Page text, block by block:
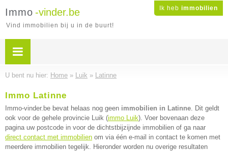
Ik heb immobilien
Immo -vinder.be
Vind immobilien bij u in de buurt!
U bent nu hier: Home » Luik » Latinne
Immo Latinne
Immo-vinder.be bevat helaas nog geen immobilien in Latinne. Dit geldt
ook voor de gehele provincie Luik (immo Luik). Voer bovenaan deze
pagina uw postcode in voor de dichtstbijzijnde immobilien of ga naar
direct contact met immobilien om via één e-mail in contact te komen met
meerdere immobilien tegelijk. Hieronder worden nu overige resultaten